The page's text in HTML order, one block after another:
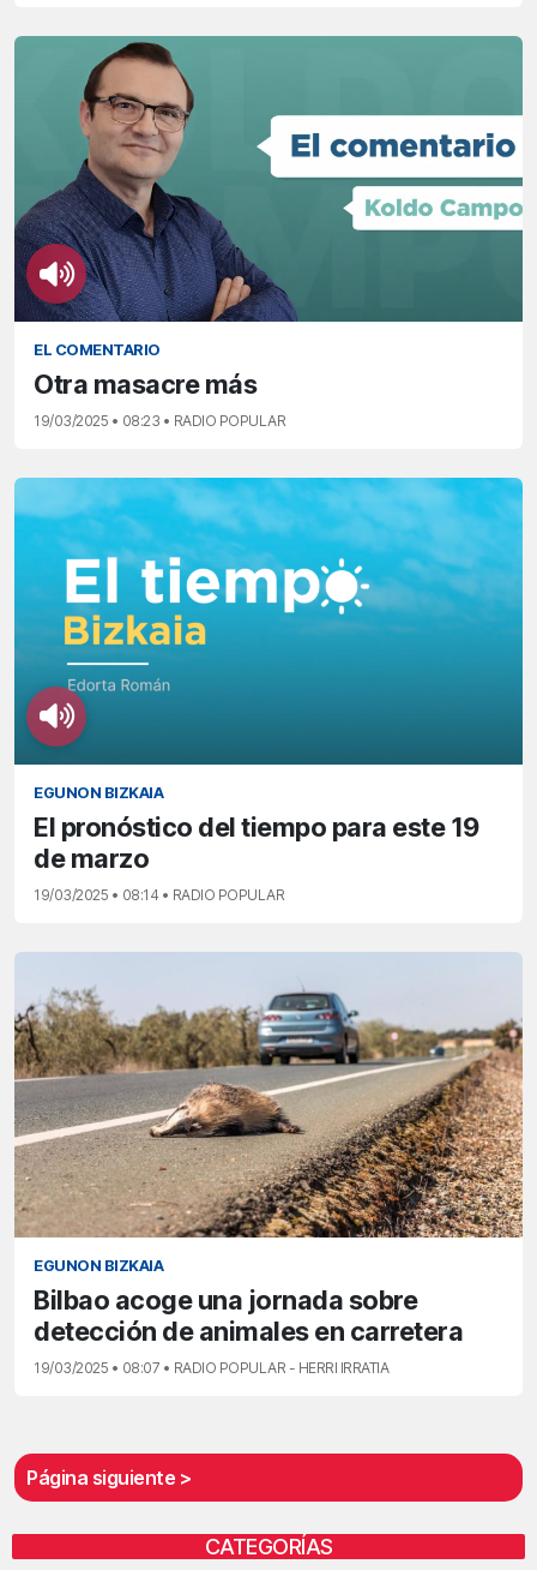
EL COMENTARIO
Otra masacre más
19/03/2025 • 08:23 • RADIO POPULAR
EGUNON BIZKAIA
El pronóstico del tiempo para este 19
de marzo
19/03/2025 • 08:14 • RADIO POPULAR
EGUNON BIZKAIA
Bilbao acoge una jornada sobre
detección de animales en carretera
19/03/2025 • 08:07 • RADIO POPULAR - HERRI IRRATIA
Página siguiente >
CATEGORÍAS